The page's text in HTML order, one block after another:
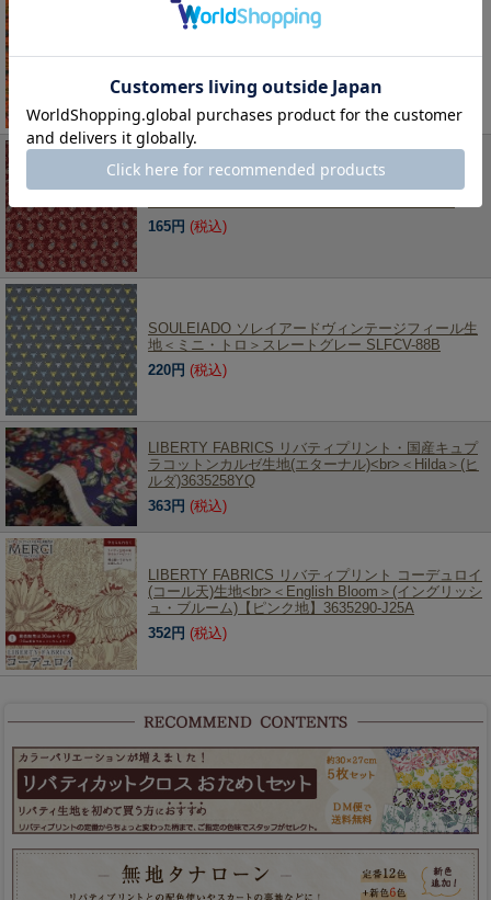
LIBERTY FABRICS リバティプリント・国産レーヨ
341円 (税込)
SOULEIADO ソレイアードヴィンテージフィール生
165円 (税込)
SOULEIADO ソレイアードヴィンテージフィール生
地＜ミニ・トロ＞スレートグレー SLFCV-88B
220円 (税込)
LIBERTY FABRICS リバティプリント・国産キュプ
ラコットンカルゼ生地(エターナル)<br>＜Hilda＞(ヒ
ルダ)3635258YQ
363円 (税込)
LIBERTY FABRICS リバティプリント コーデュロイ
(コール天)生地<br>＜English Bloom＞(イングリッシ
ュ・ブルーム)【ピンク地】3635290-J25A
352円 (税込)